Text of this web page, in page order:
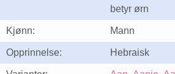
betyr ørn
Kjønn: Mann
Opprinnelse: Hebraisk